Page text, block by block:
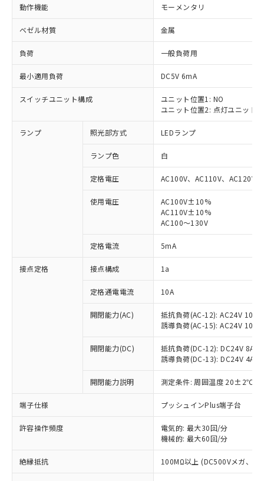
動作機能 モーメンタリ
ベゼル材質 金属
負荷 一般負荷用
最小適用負荷 DC5V 6mA
スイッチユニット構成
ユニット位置1: NO
ユニット位置2: 点灯ユニット
ランプ 照光部方式 LEDランプ
ランプ色 白
定格電圧 AC100V、AC110V、AC120V
使用電圧
AC100V±10%
AC110V±10%
AC100～130V
定格電流 5mA
接点定格 接点構成 1a
定格通電電流 10A
開閉能力(AC)
抵抗負荷(AC-12): AC24V 10A/
誘導負荷(AC-15): AC24V
開閉能力(DC)
抵抗負荷(DC-12): DC24V 8A/
誘導負荷(DC-13): DC24V 4A/
開閉能力説明 測定条件: 周囲温度 20±2℃、
端子仕様 プッシュインPlus端子台
許容操作頻度
電気的: 最大30回/分
機械的: 最大60回/分
絶縁抵抗 100MΩ以上 (DC500Vメガ、点
ご利用条件
以下の条件をお読みいただき、同意のうえ
本サービスは、当社制御機器事業取扱
商品の当社在庫状況および標準価格
(税抜)を提供させていただくもので
当社制御機器事業取扱商品の中には、
本サービスの対象外となる商品もある
在庫状況および標準価格照会結果は、
記載している更新日時点での社内デー
タに基づき作成されるものであり、閲
覧された時点での実際の在庫および標
※1 対応状況
対応済み：EU RoHS指令（10物質）の
非含有に対応した製品が提供可能な商品で
対応予定：EU RoHS指令（10物質）の非含
有に対応した製品に切り替える予定のある
対応予定なし：EU RoHS指令（10物質）の
非含有に非対応の商品で、対応品を出す予
調査・確認中：EU RoHS指令（10物質）の
非含有の対応状況を調査中または確認中の
非該当品：ライセンス料など無形物で、有
害物質有無と関係のない商品です。
仕入先様の事情により、非含有部品として
いたものが、含有品と判明した場合などや
むを得ず変更することがあります。
鉛(Pb) 1000ppm以下、 水銀(Hg) 1000ppm以下、 カド
※1 中国RoHS○×表
「○」：最大均質材料含有率が中国RoHSの
基準値以下であることを示します。
「×」：最大均質材料含有率が中国RoHSの
基準値を超えていることを示します。
「－」：未確認です。当社販売部門へお問
*中国RoHS10物質の基準値 (GB/T26572)：
Pb(鉛) :1000ppm、 Hg(水銀) : 1000ppm、 Cd(カドミウ
当社は、これら貴社製品のうち、外国
為替および外国貿易法に定める商品
（以下｢規制貨物等」という）を輸出
国政府の輸出許可(または役務取引許